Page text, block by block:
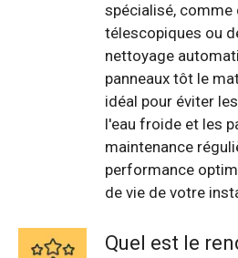
spécialisé, comme
télescopiques ou
nettoyage
panneaux tôt le
idéal pour éviter
l'eau froide et les
maintenance
performance
de vie de votre
Quel est le